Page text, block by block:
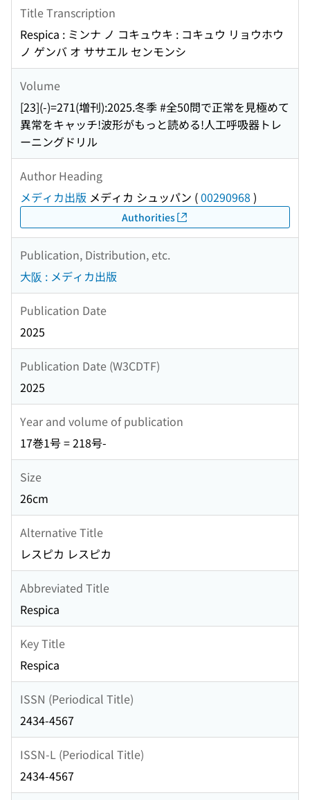
Title Transcription
Respica : ミンナ ノ コキュウキ : コキュウ リョウホウ
ノ ゲンバ オ ササエル センモンシ
Volume
[23](-)=271(増刊):2025.冬季 #全50問で正常を見極めて
異常をキャッチ!波形がもっと読める!人工呼吸器トレ
ーニングドリル
Author Heading
メディカ出版 メディカ シュッパン (00290968 )
Authorities
Publication, Distribution, etc.
大阪 : メディカ出版
Publication Date
2025
Publication Date (W3CDTF)
2025
Year and volume of publication
17巻1号 = 218号-
Size
26cm
Alternative Title
レスピカ レスピカ
Abbreviated Title
Respica
Key Title
Respica
ISSN (Periodical Title)
2434-4567
ISSN-L (Periodical Title)
2434-4567